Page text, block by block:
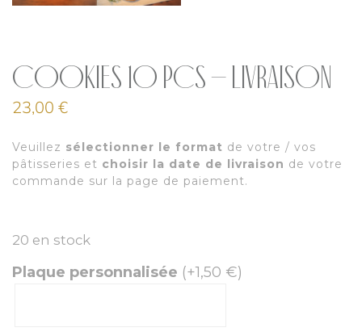
Cookies 10 Pcs – Livraison
23,00 €
Veuillez sélectionner le format de votre / vos
pâtisseries et choisir la date de livraison de votre
commande sur la page de paiement.
20 en stock
Plaque personnalisée (+1,50 €)